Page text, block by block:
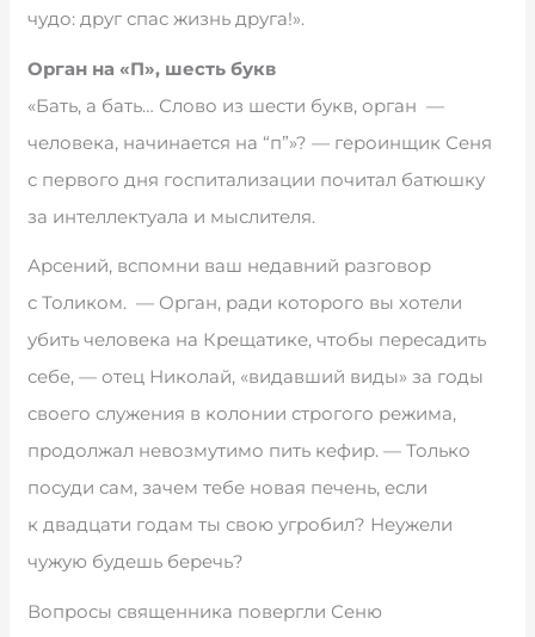
чудо: друг спас жизнь друга!».
Орган на «П», шесть букв
«Бать, а бать… Слово из шести букв, орган —
человека, начинается на “пˮ»? — героинщик Сеня
с первого дня госпитализации почитал батюшку
за интеллектуала и мыслителя.
Арсений, вспомни ваш недавний разговор
с Толиком. — Орган, ради которого вы хотели
убить человека на Крещатике, чтобы пересадить
себе, — отец Николай, «видавший виды» за годы
своего служения в колонии строгого режима,
продолжал невозмутимо пить кефир. — Только
посуди сам, зачем тебе новая печень, если
к двадцати годам ты свою угробил? Неужели
чужую будешь беречь?
Вопросы священника повергли Сеню